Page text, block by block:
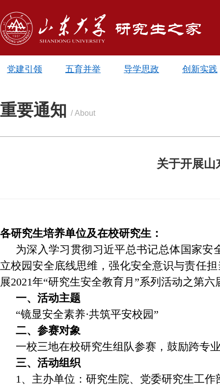
党建引领 五育并举 导学思政 创新实践
重要通知 / About
关于开展山
各研究生培养单位及在校研究生：
为深入学习贯彻习近平总书记总体国家
立校园安全底线思维，强化安全意识与责任
展2021年“研究生安全教育月”系列活动之第
一、活动主题
“镜显安全素养·共筑平安校园”
二、参赛对象
一校三地在校研究生组队参赛，鼓励跨专
三、活动组织
1、主办单位：研究生院、党委研究生工作